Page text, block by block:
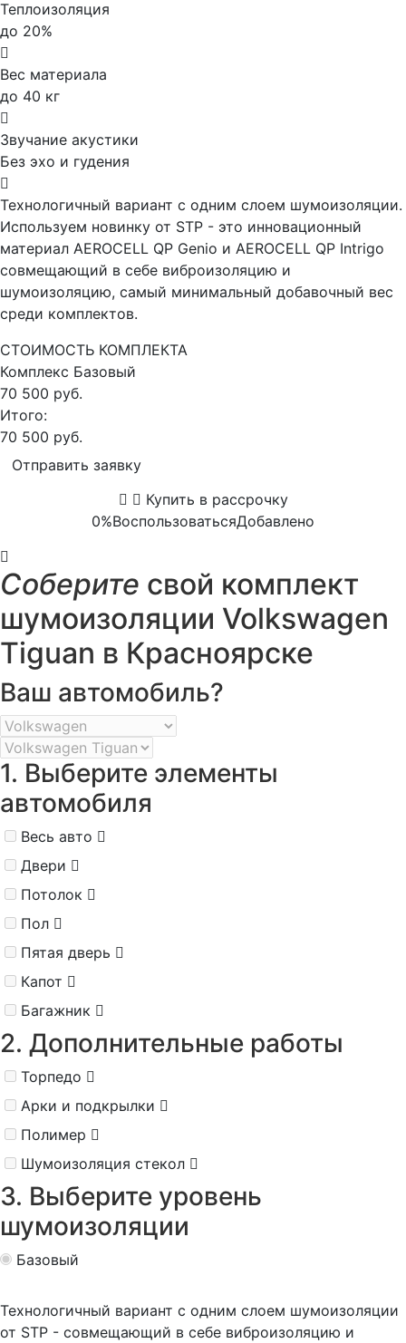
Теплоизоляция
до 20%
Вес материала
до 40 кг
Звучание акустики
Без эхо и гудения
Технологичный вариант с одним слоем шумоизоляции.
Используем новинку от STP - это инновационный
материал AEROCELL QP Genio и AEROCELL QP Intrigo
совмещающий в себе виброизоляцию и
шумоизоляцию, самый минимальный добавочный вес
среди комплектов.
СТОИМОСТЬ КОМПЛЕКТА
Комплекс Базовый
70 500 руб.
Итого:
70 500 руб.
Отправить заявку
Купить в рассрочку
0%ВоспользоватьсяДобавлено
Соберите свой комплект
шумоизоляции Volkswagen
Tiguan в Красноярске
Ваш автомобиль?
1. Выберите элементы
автомобиля
Весь авто
Двери
Потолок
Пол
Пятая дверь
Капот
Багажник
2. Дополнительные работы
Торпедо
Арки и подкрылки
Полимер
Шумоизоляция стекол
3. Выберите уровень
шумоизоляции
Базовый
Технологичный вариант с одним слоем шумоизоляции
от STP - совмещающий в себе виброизоляцию и